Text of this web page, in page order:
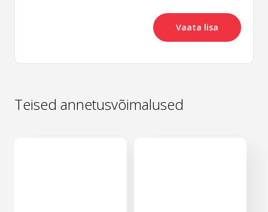
Vaata lisa
Teised annetusvõimalused